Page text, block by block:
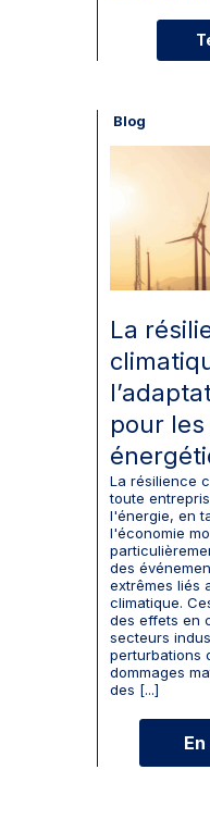
Blog
La
pour
La résilience
toute
l'énergie, en
l'économie
des
extrêmes liés
climatique.
des effets en
secteurs
perturbations
dommages
des [...]